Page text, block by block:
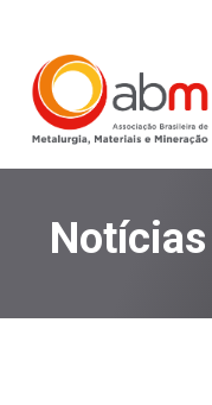
Notícias